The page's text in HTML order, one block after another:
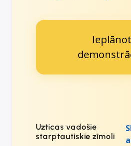
Ieplānot
Uzticas vadošie
starptautiskie zīmoli